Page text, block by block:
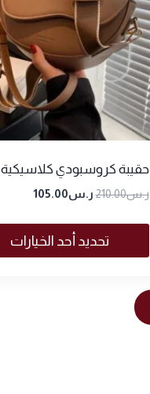
حقيبة كروسبودي كلاسيكية
ر.س210.00 ر.س105.00
تحديد أحد الخيارات